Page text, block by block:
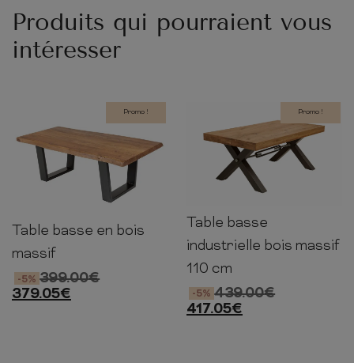
Produits qui pourraient vous
intéresser
Promo !
40cm 110cm
60-
Table basse en bois
massif
399.00€
-5%
379.05€
Promo !
45cm 110cm
Table basse
industrielle bois massif
110 cm
439.00€
-5%
417.05€